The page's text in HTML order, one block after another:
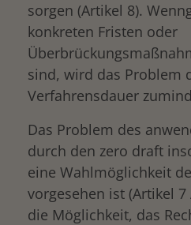
sorgen (Artikel 8).
konkreten Fristen oder
sind, wird das Problem
Verfahrensdauer
Das Problem des
durch den zero draft
eine Wahlmöglichkeit
vorgesehen ist (Artikel 7
die Möglichkeit, das